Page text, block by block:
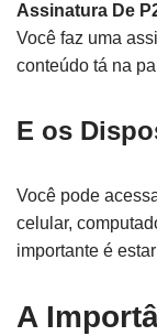
Assinatura De
Você faz uma
conteúdo tá na
E os
Você pode
celular,
importante é
A